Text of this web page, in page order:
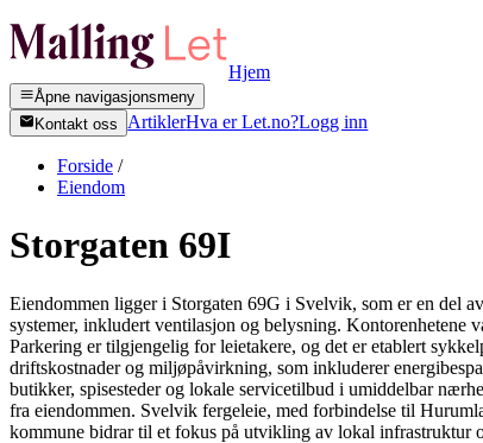
Hjem
Åpne navigasjonsmeny
Kontakt oss
ArtiklerHva er Let.no?Logg inn
Forside /
Eiendom
Storgaten 69I
Eiendommen ligger i Storgaten 69G i Svelvik, som er en del
systemer, inkludert ventilasjon og belysning. Kontorenhetene
Parkering er tilgjengelig for leietakere, og det er etablert
driftskostnader og miljøpåvirkning, som inkluderer
butikker, spisesteder og lokale servicetilbud i umiddelbar
fra eiendommen. Svelvik fergeleie, med forbindelse til
kommune bidrar til et fokus på utvikling av lokal infrastruktur